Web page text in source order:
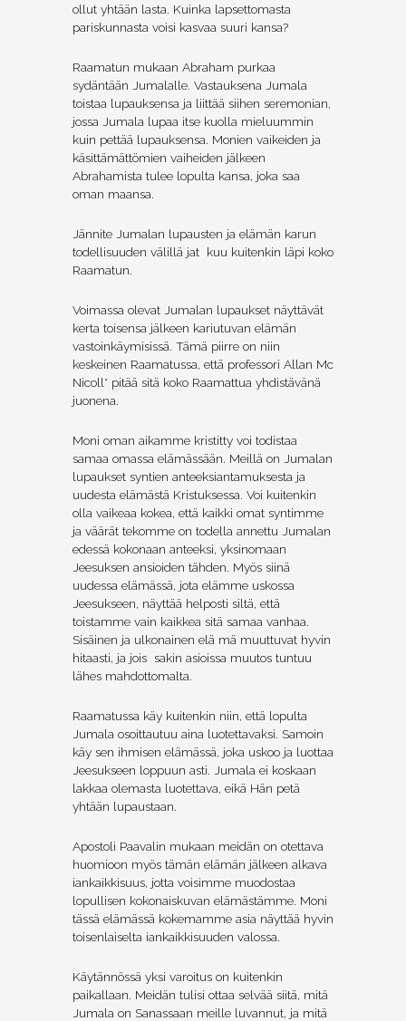
ollut yhtään lasta. Kuinka lapsettomasta
pariskunnasta voisi kasvaa suuri kansa?
Raamatun mukaan Abraham purkaa
sydäntään Jumalalle. Vastauksena Jumala
toistaa lupauksensa ja liittää siihen seremonian,
jossa Jumala lupaa itse kuolla mieluummin
kuin pettää lupauksensa. Monien vaikeiden ja
käsittämättömien vaiheiden jälkeen
Abrahamista tulee lopulta kansa, joka saa
oman maansa.
Jännite Jumalan lupausten ja elämän karun
todellisuuden välillä jat kuu kuitenkin läpi koko
Raamatun.
Voimassa olevat Jumalan lupaukset näyttävät
kerta toisensa jälkeen kariutuvan elämän
vastoinkäymisissä. Tämä piirre on niin
keskeinen Raamatussa, että professori Allan Mc
Nicoll* pitää sitä koko Raamattua yhdistävänä
juonena.
Moni oman aikamme kristitty voi todistaa
samaa omassa elämässään. Meillä on Jumalan
lupaukset syntien anteeksiantamuksesta ja
uudesta elämästä Kristuksessa. Voi kuitenkin
olla vaikeaa kokea, että kaikki omat syntimme
ja väärät tekomme on todella annettu Jumalan
edessä kokonaan anteeksi, yksinomaan
Jeesuksen ansioiden tähden. Myös siinä
uudessa elämässä, jota elämme uskossa
Jeesukseen, näyttää helposti siltä, että
toistamme vain kaikkea sitä samaa vanhaa.
Sisäinen ja ulkonainen elä mä muuttuvat hyvin
hitaasti, ja jois sakin asioissa muutos tuntuu
lähes mahdottomalta.
Raamatussa käy kuitenkin niin, että lopulta
Jumala osoittautuu aina luotettavaksi. Samoin
käy sen ihmisen elämässä, joka uskoo ja luottaa
Jeesukseen loppuun asti. Jumala ei koskaan
lakkaa olemasta luotettava, eikä Hän petä
yhtään lupaustaan.
Apostoli Paavalin mukaan meidän on otettava
huomioon myös tämän elämän jälkeen alkava
iankaikkisuus, jotta voisimme muodostaa
lopullisen kokonaiskuvan elämästämme. Moni
tässä elämässä kokemamme asia näyttää hyvin
toisenlaiselta iankaikkisuuden valossa.
Käytännössä yksi varoitus on kuitenkin
paikallaan. Meidän tulisi ottaa selvää siitä, mitä
Jumala on Sanassaan meille luvannut, ja mitä